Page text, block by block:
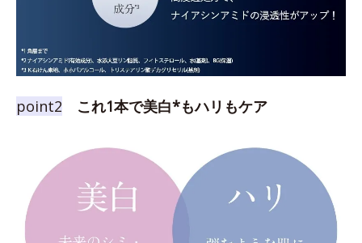
point2 これ1本で美白*もハリもケア